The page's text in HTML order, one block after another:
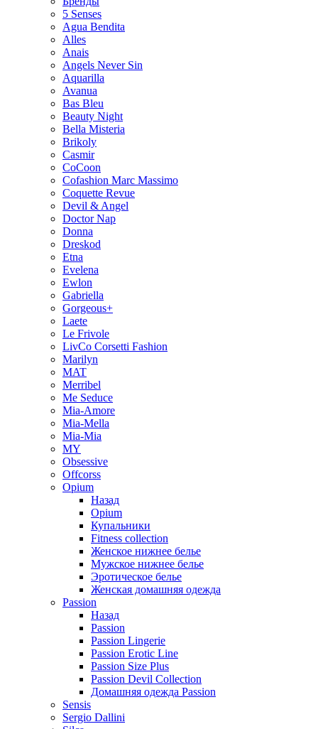
5 Senses
Agua Bendita
Alles
Anais
Angels Never Sin
Aquarilla
Avanua
Bas Bleu
Beauty Night
Bella Misteria
Brikoly
Casmir
CoCoon
Cofashion Marc Massimo
Coquette Revue
Devil & Angel
Doctor Nap
Donna
Dreskod
Etna
Evelena
Ewlon
Gabriella
Gorgeous+
Laete
Le Frivole
LivCo Corsetti Fashion
Marilyn
MAT
Merribel
Me Seduce
Mia-Amore
Mia-Mella
Mia-Mia
MY
Obsessive
Offcorss
Opium
Назад
Opium
Купальники
Fitness collection
Женское нижнее белье
Мужское нижнее белье
Эротическое белье
Женская домашняя одежда
Passion
Назад
Passion
Passion Lingerie
Passion Erotic Line
Passion Size Plus
Passion Devil Collection
Домашняя одежда Passion
Sensis
Sergio Dallini